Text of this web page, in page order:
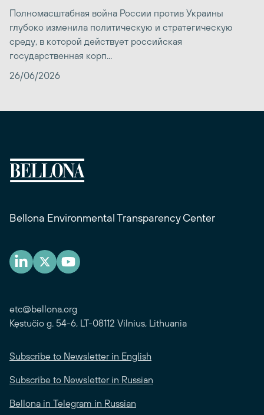
Полномасштабная война России против Украины
глубоко изменила политическую и стратегическую
среду, в которой действует российская
государственная корп...
26/06/2026
Bellona Environmental Transparency Center
etc@bellona.org
Kęstučio g. 54-6, LT-08112 Vilnius, Lithuania
Subscribe to Newsletter in English
Subscribe to Newsletter in Russian
Bellona in Telegram in Russian